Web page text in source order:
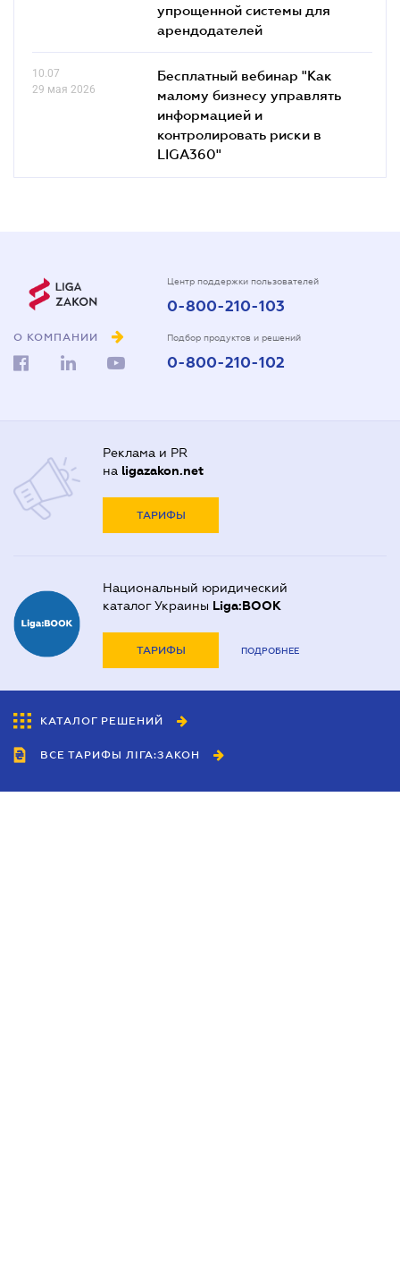
упрощенной системы для
арендодателей
10.07
29 мая 2026
Бесплатный вебинар "Как
малому бизнесу управлять
информацией и
контролировать риски в
LIGA360"
О КОМПАНИИ
Центр поддержки пользователей
0-800-210-103
Подбор продуктов и решений
0-800-210-102
Реклама и PR
на ligazakon.net
ТАРИФЫ
Национальный юридический
каталог Украины Liga:BOOK
ТАРИФЫ ПОДРОБНЕЕ
КАТАЛОГ РЕШЕНИЙ
ВСЕ ТАРИФЫ ЛІГА:ЗАКОН